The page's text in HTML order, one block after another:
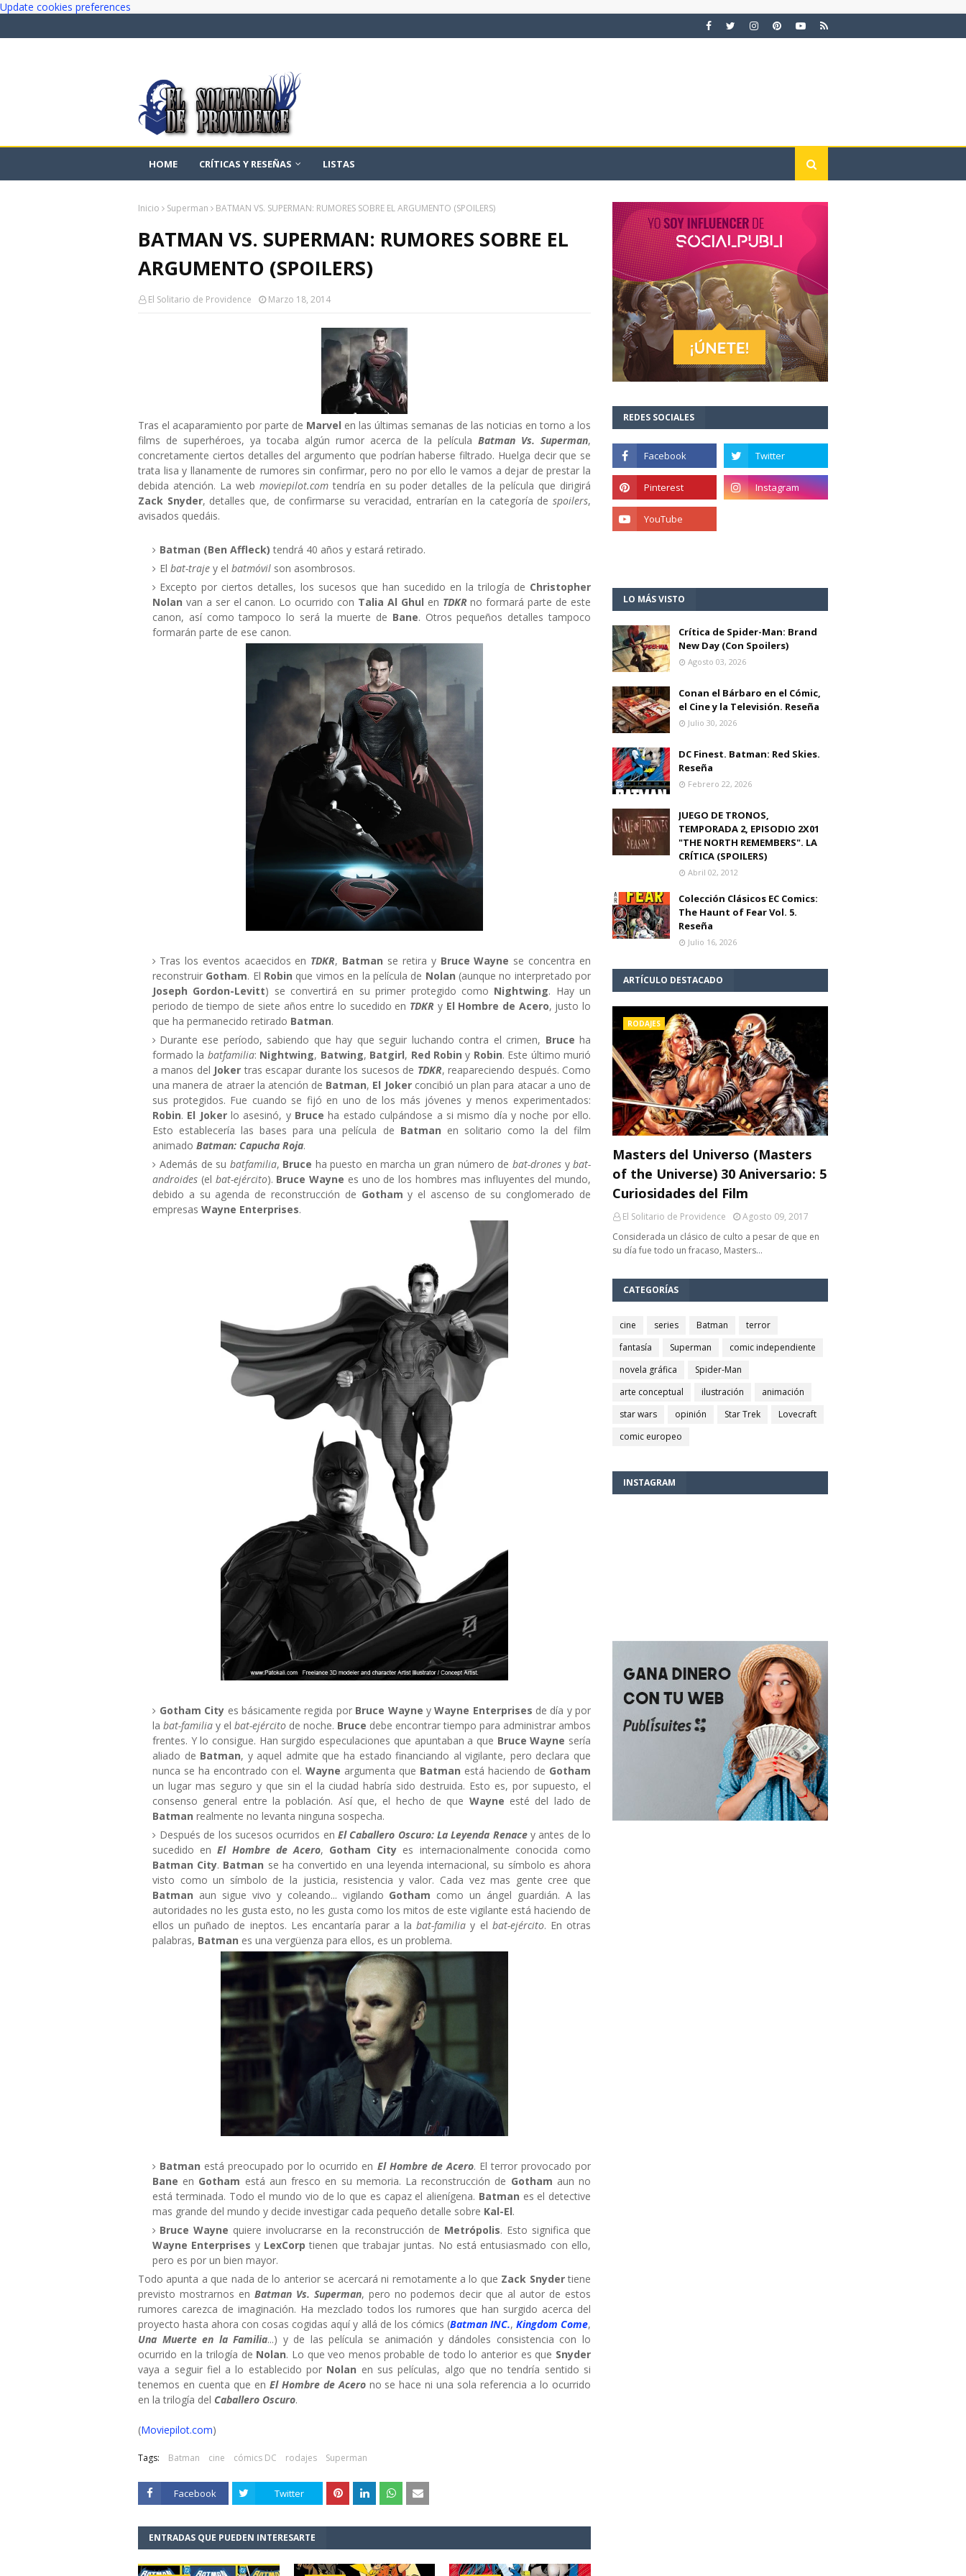
Update cookies preferences
HOME CRÍTICAS Y RESEÑAS LISTAS
Inicio Superman BATMAN VS. SUPERMAN: RUMORES SOBRE EL ARGUMENTO (SPOILERS)
BATMAN VS. SUPERMAN: RUMORES SOBRE EL
ARGUMENTO (SPOILERS)
El Solitario de Providence Marzo 18, 2014
Tras el acaparamiento por parte de Marvel en las últimas semanas de las noticias en torno a los
films de superhéroes, ya tocaba algún rumor acerca de la película Batman Vs. Superman,
concretamente ciertos detalles del argumento que podrían haberse filtrado. Huelga decir que se
trata lisa y llanamente de rumores sin confirmar, pero no por ello le vamos a dejar de prestar la
debida atención. La web moviepilot.comtendría en su poder detalles de la película que dirigirá
Zack Snyder, detalles que, de confirmarse su veracidad, entrarían en la categoría despoilers,
avisados quedáis.
Batman (Ben Affleck) tendrá 40 años y estará retirado.
El bat-traje y el batmóvil son asombrosos.
Excepto por ciertos detalles, los sucesos que han sucedido en la trilogía de Christopher
Nolan van a ser el canon. Lo ocurrido con Talia Al Ghul en TDKRno formará parte de este
canon, así como tampoco lo será la muerte de Bane. Otros pequeños detalles tampoco
formarán parte de ese canon.
Tras los eventos acaecidos en TDKR, Batman se retira y Bruce Wayne se concentra en
reconstruir Gotham. El Robin que vimos en la película de Nolan (aunque no interpretado por
Joseph Gordon-Levitt) se convertirá en su primer protegido como Nightwing. Hay un
periodo de tiempo de siete años entre lo sucedido en TDKR y El Hombre de Acero, justo lo
que ha permanecido retirado Batman.
Durante ese período, sabiendo que hay que seguir luchando contra el crimen, Bruceha
formado la batfamilia: Nightwing, Batwing, Batgirl, Red Robin y Robin. Este último murió
a manos del Jokertras escapar durante los sucesos de TDKR, reapareciendo después. Como
una manera de atraer la atención de Batman, El Joker concibió un plan para atacar a uno de
sus protegidos. Fue cuando se fijó en uno de los más jóvenes y menos experimentados:
Robin. El Jokerlo asesinó, y Bruce ha estado culpándose a si mismo día y noche por ello.
Esto establecería las bases para una película de Batman en solitario como la del film
animado Batman: Capucha Roja.
Además de su batfamilia, Bruce ha puesto en marcha un gran número de bat-drones ybat-
androides (el bat-ejército). Bruce Wayne es uno de los hombres mas influyentes del mundo,
debido a su agenda de reconstrucción de Gothamy el ascenso de su conglomerado de
empresas Wayne Enterprises.
Gotham City es básicamente regida por Bruce Wayne yWayne Enterprises de día y por
la bat-familia y el bat-ejército de noche. Bruce debe encontrar tiempo para administrar ambos
frentes. Y lo consigue. Han surgido especulaciones que apuntaban a que Bruce Wayne sería
aliado de Batman, y aquel admite que ha estado financiando al vigilante, pero declara que
nunca se ha encontrado con el. Wayne argumenta que Batman está haciendo de Gotham
un lugar mas seguro y que sin el la ciudad habría sido destruida. Esto es, por supuesto, el
consenso general entre la población. Así que, el hecho de que Wayne esté del lado de
Batman realmente no levanta ninguna sospecha.
Después de los sucesos ocurridos en El Caballero Oscuro: La Leyenda Renacey antes de lo
sucedido enEl Hombre de Acero, Gotham City es internacionalmente conocida como
Batman City. Batman se ha convertido en una leyenda internacional, su símbolo es ahora
visto como un símbolo de la justicia, resistencia y valor. Cada vez mas gente cree que
Batman aun sigue vivo y coleando... vigilando Gotham como un ángel guardián. A las
autoridades no les gusta esto, no les gusta como los mitos de este vigilante está haciendo de
ellos un puñado de ineptos. Les encantaría parar a labat-familia y el bat-ejército. En otras
palabras, Batman es una vergüenza para ellos, es un problema.
Batman está preocupado por lo ocurrido en El Hombre de Acero. El terror provocado por
Bane en Gotham está aun fresco en su memoria. La reconstrucción de Gotham aun no
está terminada. Todo el mundo vio de lo que es capaz el alienígena. Batman es el detective
mas grande del mundo y decide investigar cada pequeño detalle sobre Kal-El.
Bruce Wayne quiere involucrarse en la reconstrucción de Metrópolis. Esto significa que
Wayne Enterprises y LexCorptienen que trabajar juntas. No está entusiasmado con ello,
pero es por un bien mayor.
Todo apunta a que nada de lo anterior se acercará ni remotamente a lo que Zack Snydertiene
previsto mostrarnos en Batman Vs. Superman, pero no podemos decir que al autor de estos
rumores carezca de imaginación. Ha mezclado todos los rumores que han surgido acerca del
proyecto hasta ahora con cosas cogidas aquí y allá de los cómics (Batman INC., Kingdom Come,
Una Muerte en la Familia...) y de las película se animación y dándoles consistencia con lo
ocurrido en la trilogía de Nolan. Lo que veo menos probable de todo lo anterior es que Snyder
vaya a seguir fiel a lo establecido por Nolan en sus películas, algo que no tendría sentido si
tenemos en cuenta que en El Hombre de Acerono se hace ni una sola referencia a lo ocurrido
en la trilogía del Caballero Oscuro.
(Moviepilot.com)
Tags: Batman cine cómics DC rodajes Superman
Facebook Twitter
ENTRADAS QUE PUEDEN INTERESARTE
REDES SOCIALES
LO MÁS VISTO
Crítica de Spider-Man: Brand
New Day (Con Spoilers)
Agosto 03, 2026
Conan el Bárbaro en el Cómic,
el Cine y la Televisión. Reseña
Julio 30, 2026
DC Finest. Batman: Red Skies.
Reseña
Febrero 22, 2026
JUEGO DE TRONOS,
TEMPORADA 2, EPISODIO 2X01
"THE NORTH REMEMBERS". LA
CRÍTICA (SPOILERS)
Abril 02, 2012
Colección Clásicos EC Comics:
The Haunt of Fear Vol. 5.
Reseña
Julio 16, 2026
ARTÍCULO DESTACADO
RODAJES
Masters del Universo (Masters
of the Universe) 30 Aniversario: 5
Curiosidades del Film
El Solitario de Providence
Agosto 09, 2017
Considerada un clásico de culto a pesar de que en
su día fue todo un fracaso, Masters…
CATEGORÍAS
cine series Batman
terror
fantasía
Superman
comic independiente
novela gráfica
Spider-Man
arte conceptual
ilustración
animación
star wars
opinión Star Trek
Lovecraft
comic europeo
INSTAGRAM